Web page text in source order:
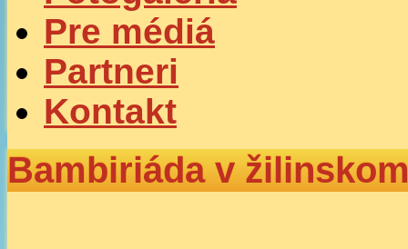
Pre médiá
Partneri
Kontakt
Bambiriáda v